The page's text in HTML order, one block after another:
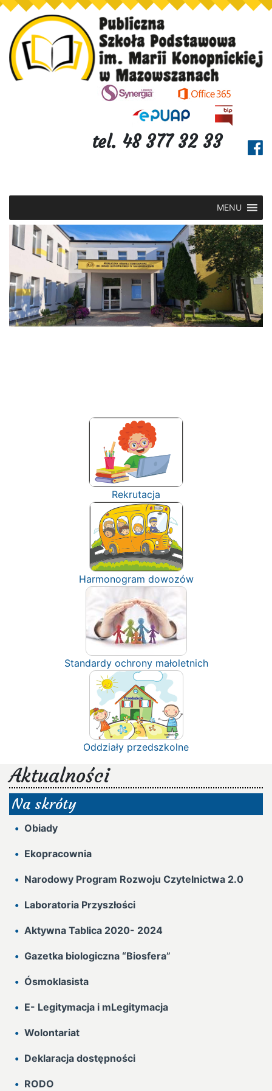
tel. 48 377 32 33
MENU
Rekrutacja
Harmonogram dowozów
Standardy ochrony małoletnich
Oddziały przedszkolne
Aktualności
Na skróty
Obiady
Ekopracownia
Narodowy Program Rozwoju Czytelnictwa 2.0
Laboratoria Przyszłości
Aktywna Tablica 2020- 2024
Gazetka biologiczna “Biosfera”
Ósmoklasista
E- Legitymacja i mLegitymacja
Wolontariat
Deklaracja dostępności
RODO